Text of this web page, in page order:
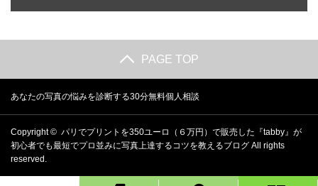
PAGE TOP
あなたの写真の悩みを診断する30分無料個人相談
Copyright © パリでプリントを350ユーロ（６万円）で販売した『tabby』が
初心者でも最短でプロ並みに写真上達するコツを教えるブログ All rights
reserved.